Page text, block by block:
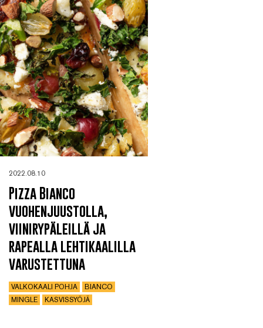
2022.08.10
Pizza Bianco
vuohenjuustolla,
viinirypäleillä ja
rapealla lehtikaalilla
varustettuna
VALKOKAALI POHJA
BIANCO
MINGLE
KASVISSYÖJÄ